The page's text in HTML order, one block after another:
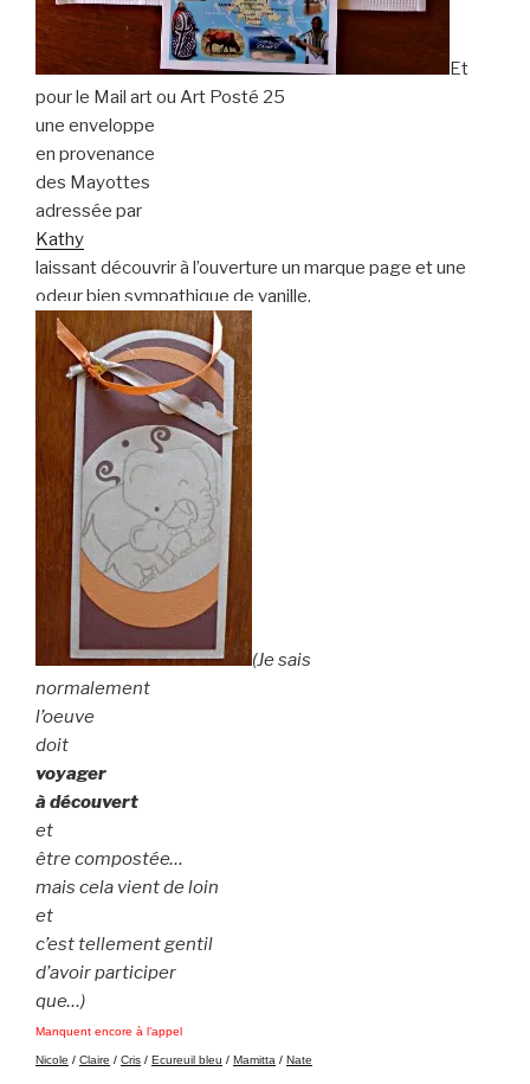
Et
pour le Mail art ou Art Posté 25
une enveloppe
en provenance
des Mayottes
adressée par
Kathy
laissant découvrir à l’ouverture un marque page et une
odeur bien sympathique de vanille.
(Je sais
normalement
l’oeuve
doit
voyager
à découvert
et
être compostée…
mais cela vient de loin
et
c’est tellement gentil
d’avoir participer
que…)
Manquent encore à l’appel
Nicole / Claire / Cris / Ecureuil bleu / Mamitta / Nate